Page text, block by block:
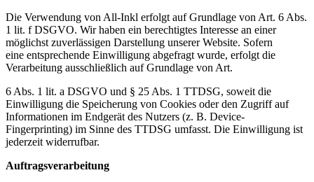
Die Verwendung von All-Inkl erfolgt auf Grundlage von Art. 6 Abs.
1 lit. f DSGVO. Wir haben ein berechtigtes Interesse an einer
möglichst zuverlässigen Darstellung unserer Website. Sofern
eine entsprechende Einwilligung abgefragt wurde, erfolgt die
Verarbeitung ausschließlich auf Grundlage von Art.
6 Abs. 1 lit. a DSGVO und § 25 Abs. 1 TTDSG, soweit die
Einwilligung die Speicherung von Cookies oder den Zugriff auf
Informationen im Endgerät des Nutzers (z. B. Device-
Fingerprinting) im Sinne des TTDSG umfasst. Die Einwilligung ist
jederzeit widerrufbar.
Auftragsverarbeitung